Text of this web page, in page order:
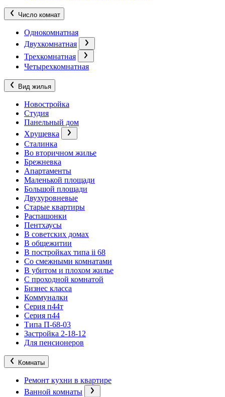
Число комнат
Однокомнатная
Двухкомнатная
Трехкомнатная
Четырехкомнатная
Вид жилья
Новостройка
Студия
Панельный дом
Хрущевка
Сталинка
Во вторичном жилье
Брежневка
Апартаменты
Маленькой площади
Большой площади
Двухуровневые
Старые квартиры
Распашонки
Пентхаусы
В советских домах
В общежитии
В постройках типа ii 68
Со смежными комнатами
В убитом и плохом жилье
С проходной комнатой
Бизнес класса
Коммуналки
Серия п44т
Серия п44
Типа П-68-03
Застройка 2-18-12
Для пенсионеров
Комнаты
Ремонт кухни в квартире
Ванной комнаты